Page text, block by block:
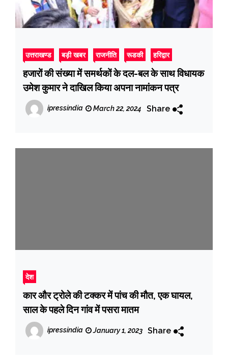
उत्तराखण्ड बड़ी खबर राजनीति रूडकी हरिद्वार
हजारों की संख्या में समर्थकों के दल-बल के साथ विधायक
उमेश कुमार ने दाखिल किया अपना नामांकन पत्र
ipressindia March 22, 2024 Share
देश
कार और ट्रोले की टक्कर में पांच की मौत, एक घायल,
साल के पहले दिन गांव में पसरा मातम
ipressindia January 1, 2023 Share